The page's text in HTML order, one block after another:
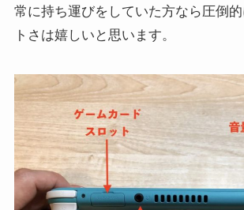
常に持ち運びをしていた方なら圧倒
トさは嬉しいと思います。